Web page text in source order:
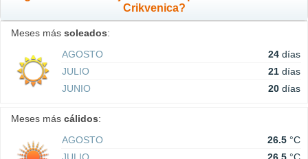
Crikvenica?
Meses más soleados:
AGOSTO
24 días
JULIO
21 días
JUNIO
20 días
Meses más cálidos:
AGOSTO
26.5 °C